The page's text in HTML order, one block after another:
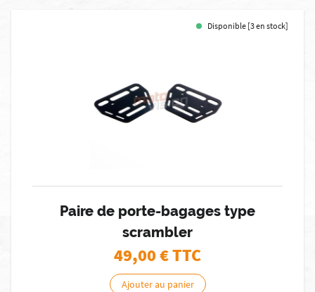
Disponible [3 en stock]
Paire de porte-bagages type
scrambler
49,00€ TTC
Ajouter au panier